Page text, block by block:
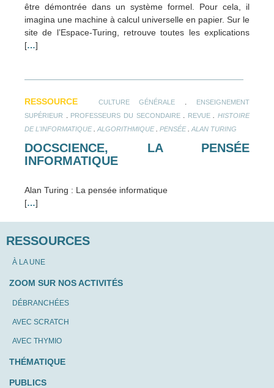
être démontrée dans un système formel. Pour cela, il
imagina une machine à calcul universelle en papier. Sur le
site de l’Espace-Turing, retrouve toutes les explications
[…]
RESSOURCE CULTURE GÉNÉRALE
ENSEIGNEMENT
SUPÉRIEUR
PROFESSEURS DU SECONDAIRE. REVUE. HISTOIRE
DE L'INFORMATIQUE. ALGORITHMIQUE. PENSÉE. ALAN TURING
DOCSCIENCE, LA PENSÉE
INFORMATIQUE
Alan Turing : La pensée informatique
[…]
RESSOURCES
À LA UNE
ZOOM SUR NOS ACTIVITÉS
DÉBRANCHÉES
AVEC SCRATCH
AVEC THYMIO
THÉMATIQUE
PUBLICS